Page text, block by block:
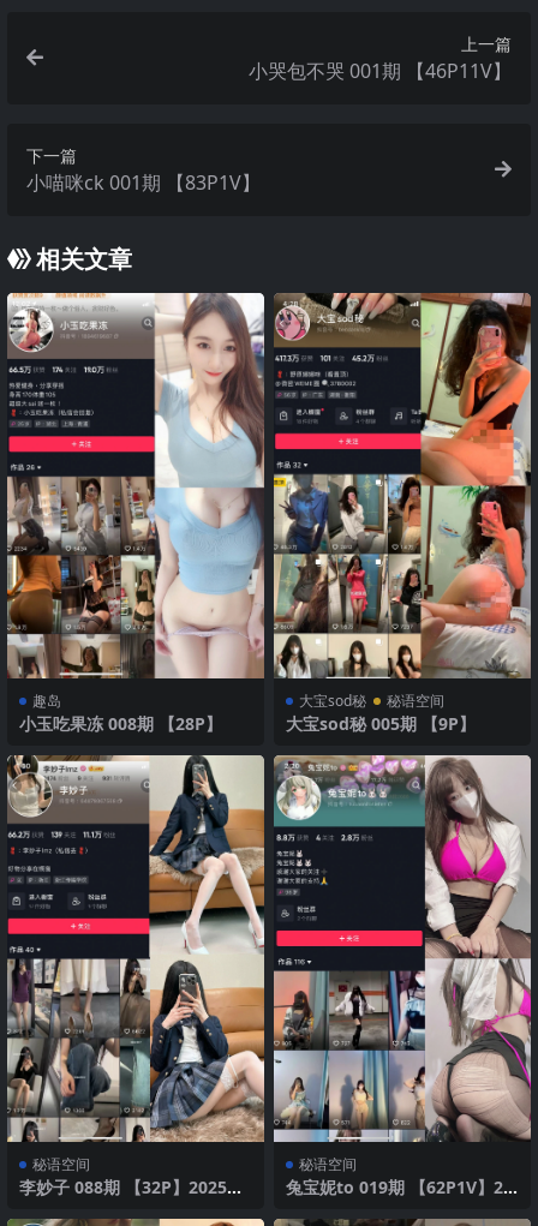
上一篇
小哭包不哭 001期 【46P11V】
下一篇
小喵咪ck 001期 【83P1V】
相关文章
趣岛
小玉吃果冻 008期 【28P】
大宝sod秘 秘语空间
大宝sod秘 005期 【9P】
秘语空间
李妙子 088期 【32P】2025年
秘语空间
兔宝妮to 019期 【62P1V】20